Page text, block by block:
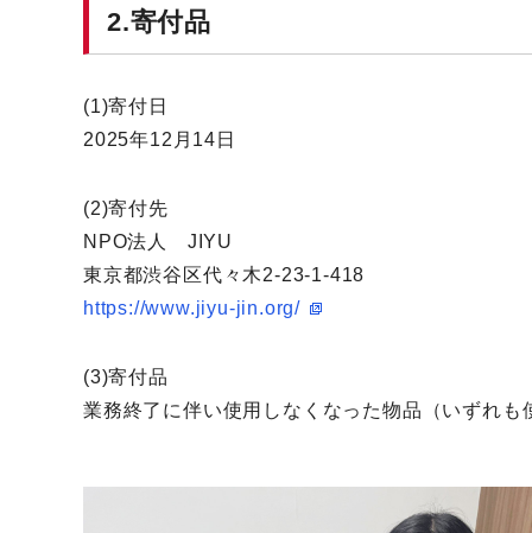
2.寄付品
(1)寄付日
2025年12月14日
(2)寄付先
NPO法人 JIYU
東京都渋谷区代々木2-23-1-418
https://www.jiyu-jin.org/
(3)寄付品
業務終了に伴い使用しなくなった物品（いずれ